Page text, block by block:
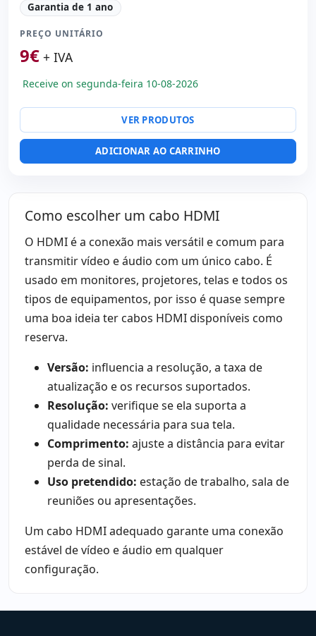
Garantia de 1 ano
PREÇO UNITÁRIO
9€ + IVA
Receive on segunda-feira 10-08-2026
VER PRODUTOS
ADICIONAR AO CARRINHO
Como escolher um cabo HDMI
O HDMI é a conexão mais versátil e comum para
transmitir vídeo e áudio com um único cabo. É
usado em monitores, projetores, telas e todos os
tipos de equipamentos, por isso é quase sempre
uma boa ideia ter cabos HDMI disponíveis como
reserva.
Versão: influencia a resolução, a taxa de
atualização e os recursos suportados.
Resolução: verifique se ela suporta a
qualidade necessária para sua tela.
Comprimento: ajuste a distância para evitar
perda de sinal.
Uso pretendido: estação de trabalho, sala de
reuniões ou apresentações.
Um cabo HDMI adequado garante uma conexão
estável de vídeo e áudio em qualquer
configuração.